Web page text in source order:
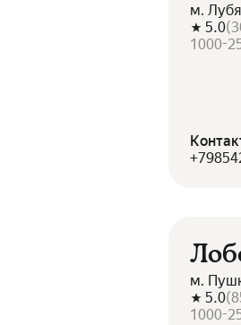
м.
5.0(
1000-
м.
5.0(
1000-